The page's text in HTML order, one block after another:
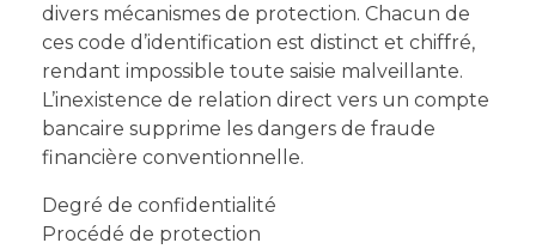
divers mécanismes de protection. Chacun de
ces code d’identification est distinct et chiffré,
rendant impossible toute saisie malveillante.
L’inexistence de relation direct vers un compte
bancaire supprime les dangers de fraude
financière conventionnelle.
Degré de confidentialité
Procédé de protection